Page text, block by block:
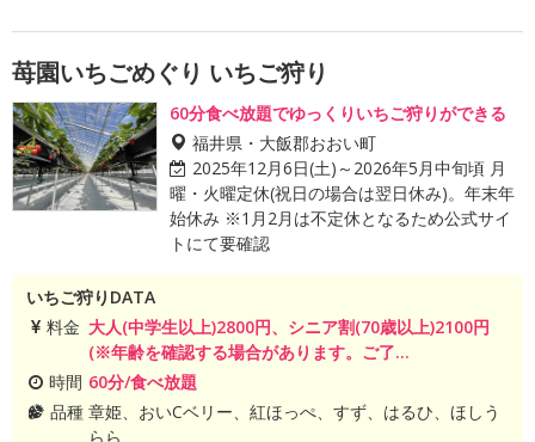
苺園いちごめぐり いちご狩り
60分食べ放題でゆっくりいちご狩りができる
福井県・大飯郡おおい町
2025年12月6日(土)～2026年5月中旬頃 月
曜・火曜定休(祝日の場合は翌日休み)。年末年
始休み ※1月2月は不定休となるため公式サイ
トにて要確認
いちご狩りDATA
料金 大人(中学生以上)2800円、シニア割(70歳以上)2100円
(※年齢を確認する場合があります。ご了...
時間 60分/食べ放題
品種 章姫、おいCベリー、紅ほっぺ、すず、はるひ、ほしう
らら